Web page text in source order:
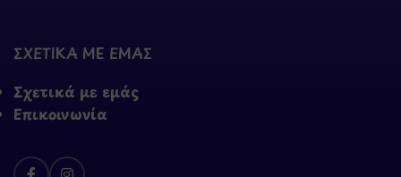
ΣΧΕΤΙΚΑ ΜΕ ΕΜΑΣ
Σχετικά με εμάς
Επικοινωνία